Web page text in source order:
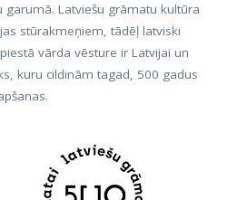
garumā. Latviešu grāmatu kultūra
stūrakmeņiem, tādēļ latviski
vārda vēsture ir Latvijai un
kuru cildinām tagad, 500 gadus